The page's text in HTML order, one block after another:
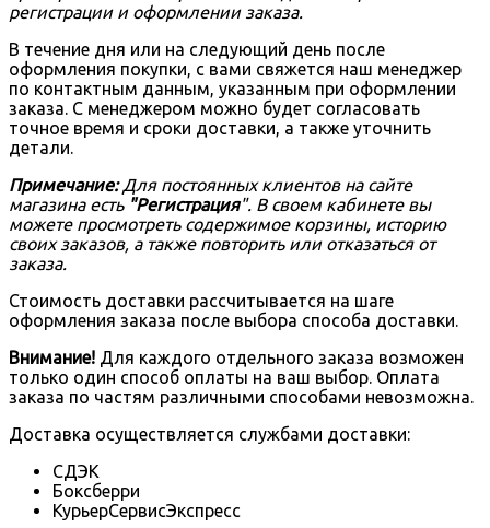
регистрации и оформлении заказа.
В течение дня или на следующий день после
оформления покупки, с вами свяжется наш менеджер
по контактным данным, указанным при оформлении
заказа. С менеджером можно будет согласовать
точное время и сроки доставки, а также уточнить
детали.
Примечание:Для постоянных клиентов на сайте
магазина есть "Регистрация". В своем кабинете вы
можете просмотреть содержимое корзины, историю
своих заказов, а также повторить или отказаться от
заказа.
Стоимость доставки рассчитывается на шаге
оформления заказа после выбора способа доставки.
Внимание! Для каждого отдельного заказа возможен
только один способ оплаты на ваш выбор. Оплата
заказа по частям различными способами невозможна.
Доставка осуществляется службами доставки:
СДЭК
Боксберри
КурьерСервисЭкспресс